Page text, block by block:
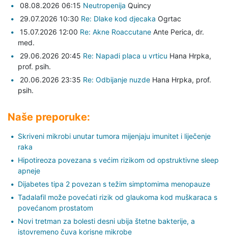
08.08.2026 06:15 Neutropenija Quincy
29.07.2026 10:30 Re: Dlake kod djecaka Ogrtac
15.07.2026 12:00 Re: Akne Roaccutane Ante Perica, dr.
med.
29.06.2026 20:45 Re: Napadi placa u vrticu Hana Hrpka,
prof. psih.
20.06.2026 23:35 Re: Odbijanje nuzde Hana Hrpka, prof.
psih.
Naše preporuke:
Skriveni mikrobi unutar tumora mijenjaju imunitet i liječenje
raka
Hipotireoza povezana s većim rizikom od opstruktivne sleep
apneje
Dijabetes tipa 2 povezan s težim simptomima menopauze
Tadalafil može povećati rizik od glaukoma kod muškaraca s
povećanom prostatom
Novi tretman za bolesti desni ubija štetne bakterije, a
istovremeno čuva korisne mikrobe